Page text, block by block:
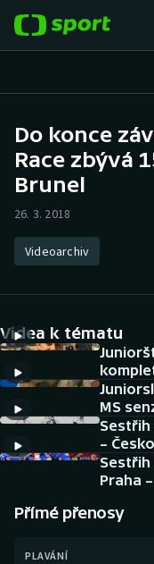
Hokej
Atletika
DALŠÍ SPORTY
Americký fotbal
Baseball a softbal
Basketbal
NEPŘEHLÉDNĚTE
Soutěže
Historické návraty
Do konce
Race zbývá
Brunel
26. 3. 2018
Videoarchiv
Videa k tématu
MS
Sestřih
– Česko
Praha
Přímé přenosy
PLAVÁNÍ